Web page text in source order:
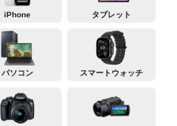
iPhone タブレット
パソコン スマートウォッチ